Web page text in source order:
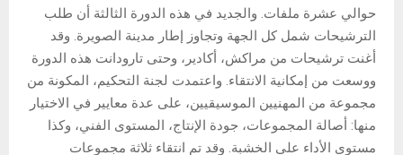
حوالي عشرة ملفات. والجديد في هذه الدورة الثالثة أن طلب
الترشيحات شمل كل الجهة وتجاوز إطار مدينة الصويرة. وقد
أغنت ترشيحات من مراكش، أكادير، وحتى تارودانت هذه الدورة
ووسعت من إمكانية الانتقاء. واعتمدت لجنة التحكيم، المكونة من
مجموعة من المهنيين الموسيقيين، على عدة معايير في الاختيار
منها: أصالة المجموعات، جودة الإنتاج، المستوى الفني، وكذا
مستوى الأداء على الخشبة. وقد تم انتقاء ثلاثة مجموعات